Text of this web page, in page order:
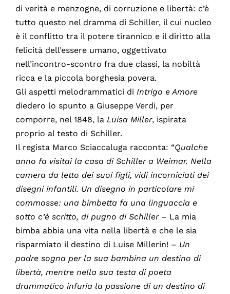
di verità e menzogne, di corruzione e libertà: c’è
tutto questo nel dramma di Schiller, il cui nucleo
è il conflitto tra il potere tirannico e il diritto alla
felicità dell’essere umano, oggettivato
nell’incontro-scontro fra due classi, la nobiltà
ricca e la piccola borghesia povera.
Gli aspetti melodrammatici di Intrigo e Amore
diedero lo spunto a Giuseppe Verdi, per
comporre, nel 1848, la Luisa Miller, ispirata
proprio al testo di Schiller.
Il regista Marco Sciaccaluga racconta: “Qualche
anno fa visitai la casa di Schiller a Weimar. Nella
camera da letto dei suoi figli, vidi incorniciati dei
disegni infantili. Un disegno in particolare mi
commosse: una bimbetta fa una linguaccia e
sotto c’è scritto, di pugno di Schiller– La mia
bimba abbia una vita nella libertà e che le sia
risparmiato il destino di Luise Millerin! – Un
padre sogna per la sua bambina un destino di
libertà, mentre nella sua testa di poeta
drammatico infuria la passione di un destino di